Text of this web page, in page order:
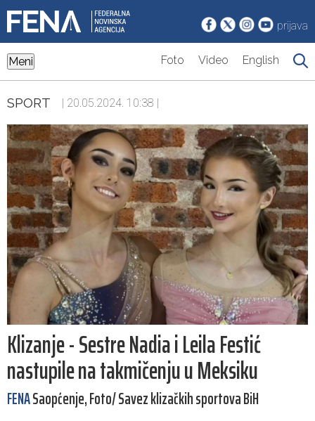
prijava
Meni Foto Video English
SPORT | 20.05.2024. 10:38 |
Klizanje - Sestre Nadia i Leila Festić
nastupile na takmičenju u Meksiku
FENASaopćenje, Foto/ Savez klizačkih sportova BiH